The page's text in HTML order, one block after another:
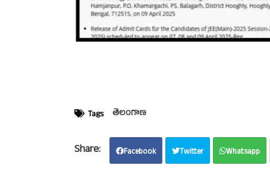
Tags తెలంగాణ
Facebook Twitter Whatsapp